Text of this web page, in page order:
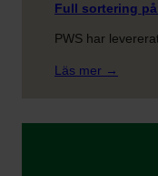
Full sortering
PWS har
Läs mer →